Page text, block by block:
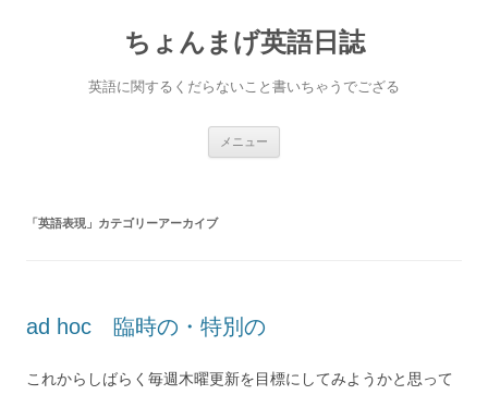
ちょんまげ英語日誌
英語に関するくだらないこと書いちゃうでござる
メニュー
「英語表現 」カテゴリーアーカイブ
ad hoc 臨時の・特別の
これからしばらく毎週木曜更新を目標にしてみようかと思って